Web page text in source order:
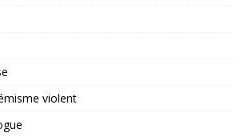
violent